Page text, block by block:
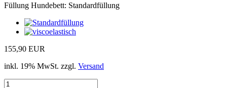
Füllung Hundebett: Standardfüllung
155,90 EUR
inkl. 19% MwSt. zzgl. Versand